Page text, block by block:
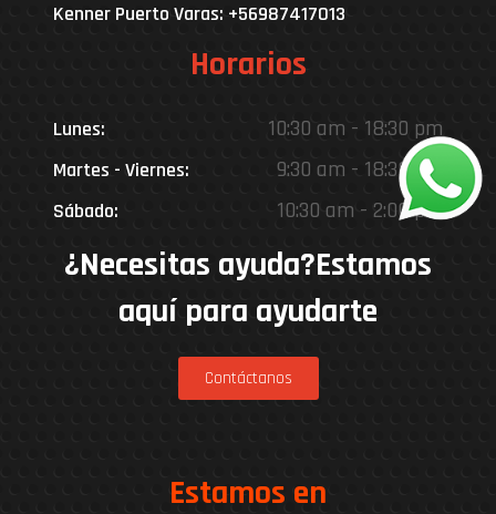
Kenner Puerto Varas: +56987417013
Horarios
Lunes: 10:30 am - 18:30 pm
Martes - Viernes: 9:30 am - 18:30 pm
Sábado: 10:30 am - 2:00 pm
¿Necesitas ayuda?Estamos
aquí para ayudarte
Contáctanos
Estamos en